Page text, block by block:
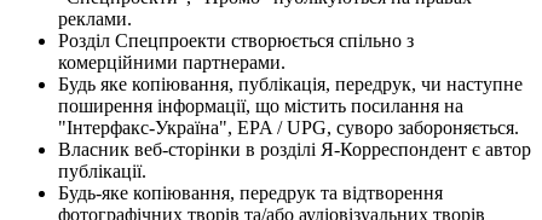
реклами.
Розділ Спецпроекти створюється спільно з
комерційними партнерами.
Будь яке копіювання, публікація, передрук, чи наступне
поширення інформації, що містить посилання на
"Інтерфакс-Україна", EPA / UPG, суворо забороняється.
Власник веб-сторінки в розділі Я-Корреспондент є автор
публікації.
Будь-яке копіювання, передрук та відтворення
фотографічних творів та/або аудіовізуальних творів